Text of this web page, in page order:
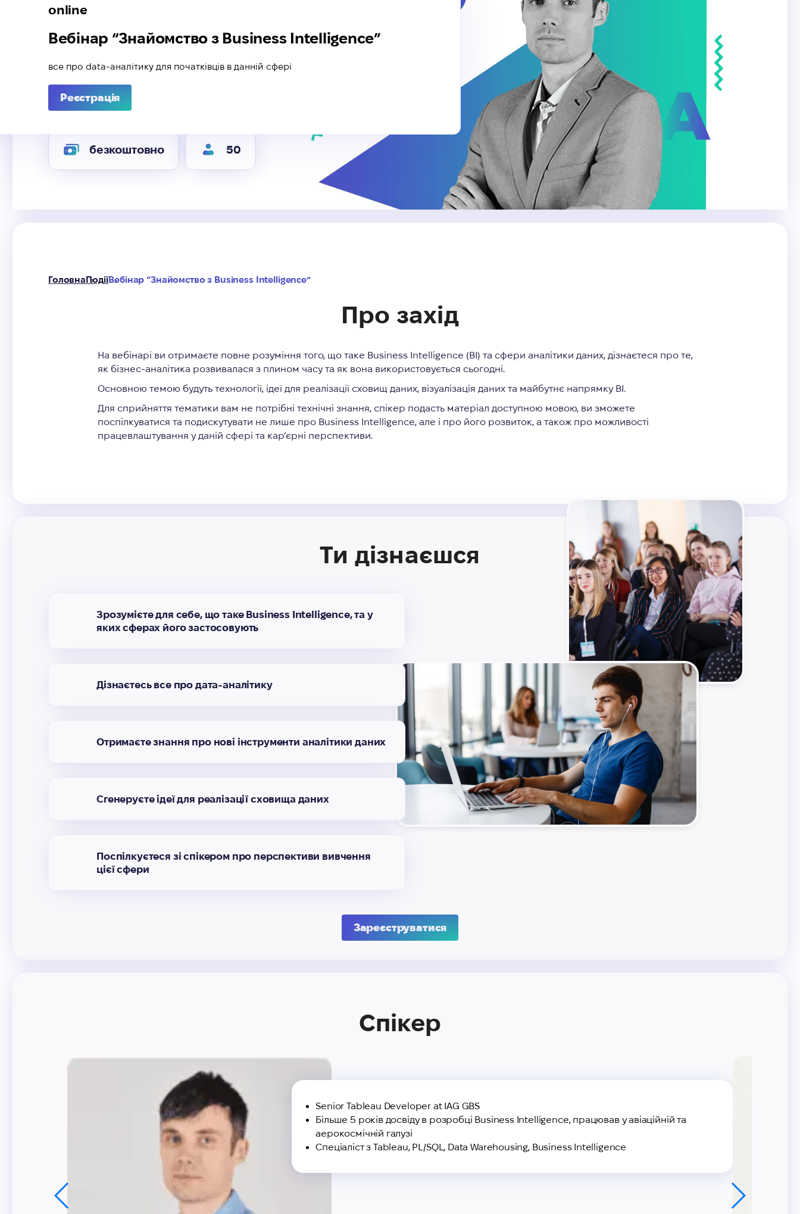
online
Вебінар “Знайомство з Business Intelligence”
все про data-аналітику для початківців в данній сфері
Реєстрація
безкоштовно 50
Головна ПодіїВебінар “Знайомство з Business Intelligence”
Про захід
На вебінарі ви отримаєте повне розуміння того, що таке Business Intelligence (BI) та сфери аналітики даних, дізнаєтеся про те,
як бізнес-аналітика розвивалася з плином часу та як вона використовується сьогодні.
Основною темою будуть технології, ідеї для реалізації сховищ даних, візуалізація даних та майбутнє напрямку BI.
Для сприйняття тематики вам не потрібні технічні знання, спікер подасть матеріал доступною мовою, ви зможете
поспілкуватися та подискутувати не лише про Business Intelligence, але і про його розвиток, а також про можливості
працевлаштування у даній сфері та кар’єрні перспективи.
Ти дізнаєшся
Зрозумієте для себе, що таке Business Intelligence, та у
яких сферах його застосовують
Дізнаєтесь все про дата-аналітику
Отримаєте знання про нові інструменти аналітики даних
Сгенеруєте ідеї для реалізації сховища даних
Поспілкуєтеся зі спікером про перспективи вивчення
цієї сфери
Зареєструватися
Спікер
Senior Tableau Developer at IAG GBS
Більше 5 років досвіду в розробці Business Intelligence, працював у авіаційній та
аерокосмічній галузі
Спеціаліст з Tableau, PL/SQL, Data Warehousing, Business Intelligence